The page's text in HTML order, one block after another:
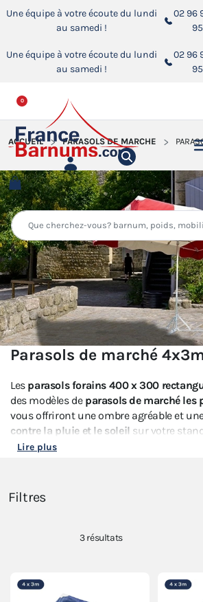
Une équipe à votre écoute du lundi
au samedi !
02 96
95
Une équipe à votre écoute du lundi
au samedi !
02 96
95
0
ACCUEIL PARASOLS DE MARCHÉ
Parasols de marché
Les parasols forains 400 x 300
des modèles de parasols de marché les
vous offriront une ombre agréable et
contre la pluie et le soleil sur votre
structure en aluminium inoxydable est
La toile en polyester enduction acrylique
nos parasols de marché 4x3 offrent un
qui séduira autant les marchands que
différents coloris.
Lire plus
Filtres
3résultats